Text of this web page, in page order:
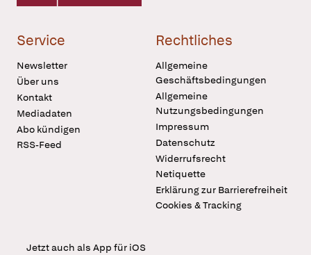
Service
Newsletter
Über uns
Kontakt
Mediadaten
Abo kündigen
RSS-Feed
Rechtliches
Allgemeine
Geschäftsbedingungen
Allgemeine
Nutzungsbedingungen
Impressum
Datenschutz
Widerrufsrecht
Netiquette
Erklärung zur Barrierefreiheit
Cookies & Tracking
Jetzt auch als App für iOS